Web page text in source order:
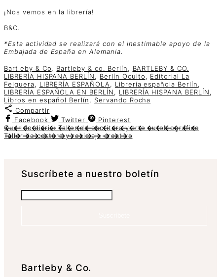
¡Nos vemos en la librería!
B&C.
*Esta actividad se realizará con el inestimable apoyo de la
Embajada de España en Alemania.
Bartleby & Co, Bartleby & co. Berlín, BARTLEBY & CO.
LIBRERÍA HISPANA BERLÍN, Berlín Oculto, Editorial La
Felguera, LIBRERÍA ESPAÑOLA, Librería española Berlín,
LIBRERÍA ESPAÑOLA EN BERLÍN, LIBRERÍA HISPANA BERLÍN,
Libros en español Berlín, Servando Rocha
Compartir
Facebook
Twitter
Pinterest
Querido diario: Taller de escritura y arte autobiográfico
Taller de costura y reciclaje creativo
Suscrí­bete a nuestro boletín
Bartleby & Co.